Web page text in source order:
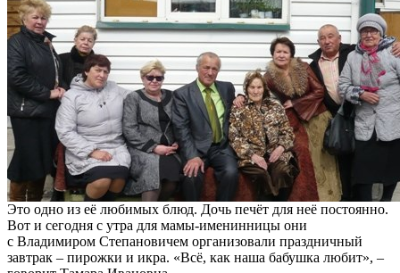
Это одно из её любимых блюд. Дочь печёт для неё постоянно.
Вот и сегодня с утра для мамы-именинницы они
с Владимиром Степановичем организовали праздничный
завтрак – пирожки и икра. «Всё, как наша бабушка любит», –